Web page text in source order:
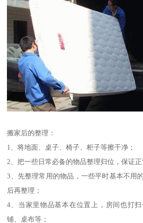
搬家后的整理：
1、将地面、桌子、椅子、柜子等擦干净；
2、把一些日常必备的物品整理归位，保证正
3、先整理常用的物品，一些平时基本不用
后再整理；
4、当家里物品基本在位置上，房间也打
铺、桌布等；